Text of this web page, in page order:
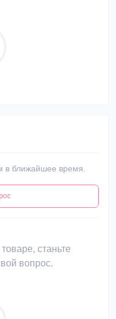
в ближайшее время.
станьте
вопрос.